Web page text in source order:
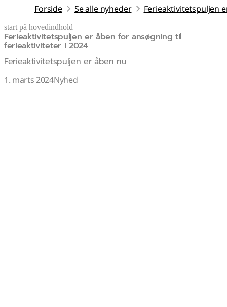
Forside Se alle nyheder Ferieaktivitetspuljen
start på hovedindhold
Ferieaktivitetspuljen er åben for ansøgning til
ferieaktiviteter i 2024
Ferieaktivitetspuljen er åben nu
1. marts 2024Nyhed
senest opdateret 10. november 2025